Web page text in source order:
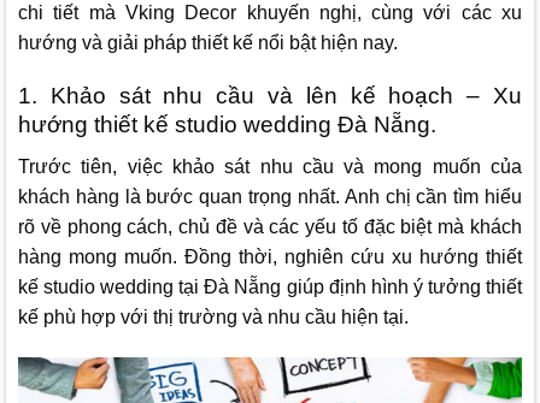
chi tiết mà Vking Decor khuyến nghị, cùng với các xu
hướng và giải pháp thiết kế nổi bật hiện nay.
1. Khảo sát nhu cầu và lên kế hoạch – Xu
hướng thiết kế studio wedding Đà Nẵng.
Trước tiên, việc khảo sát nhu cầu và mong muốn của
khách hàng là bước quan trọng nhất. Anh chị cần tìm hiểu
rõ về phong cách, chủ đề và các yếu tố đặc biệt mà khách
hàng mong muốn. Đồng thời, nghiên cứu xu hướng thiết
kế studio wedding tại Đà Nẵng giúp định hình ý tưởng thiết
kế phù hợp với thị trường và nhu cầu hiện tại.